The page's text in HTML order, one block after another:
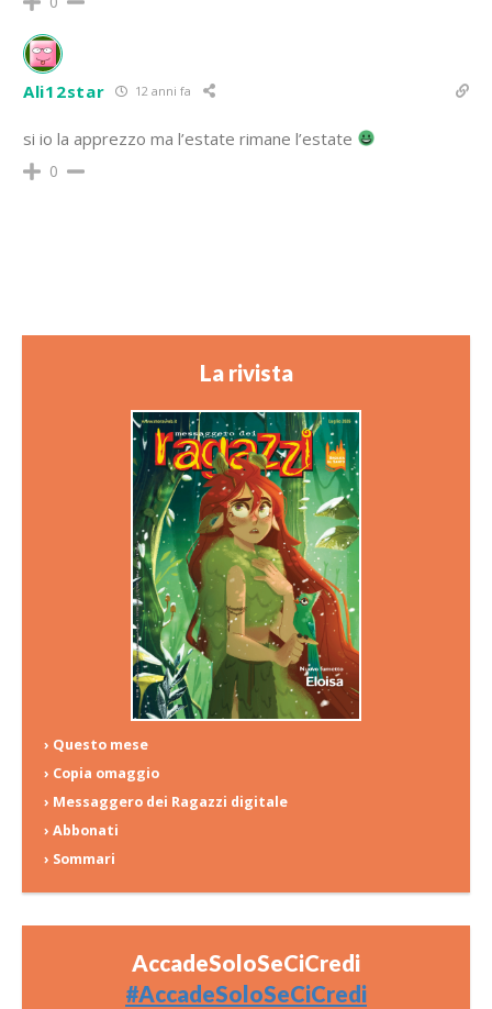
Ali12star 12 anni fa
si io la apprezzo ma l’estate rimane l’estate
0
La rivista
› Questo mese
› Copia omaggio
› Messaggero dei Ragazzi digitale
› Abbonati
› Sommari
AccadeSoloSeCiCredi
#AccadeSoloSeCiCredi